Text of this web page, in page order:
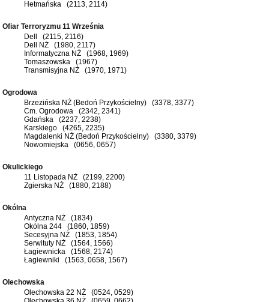
Hetmańska (2113, 2114)
Ofiar Terroryzmu 11 Września
Dell (2115, 2116)
Dell NŻ (1980, 2117)
Informatyczna NŻ (1968, 1969)
Tomaszowska (1967)
Transmisyjna NŻ (1970, 1971)
Ogrodowa
Brzezińska NŻ (Bedoń Przykościelny) (3378, 3377)
Cm. Ogrodowa (2342, 2341)
Gdańska (2237, 2238)
Karskiego (4265, 2235)
Magdalenki NŻ (Bedoń Przykościelny) (3380, 3379)
Nowomiejska (0656, 0657)
Okulickiego
11 Listopada NŻ (2199, 2200)
Zgierska NŻ (1880, 2188)
Okólna
Antyczna NŻ (1834)
Okólna 244 (1860, 1859)
Secesyjna NŻ (1853, 1854)
Serwituty NŻ (1564, 1566)
Łagiewnicka (1568, 2174)
Łagiewniki (1563, 0658, 1567)
Olechowska
Olechowska 22 NŻ (0524, 0529)